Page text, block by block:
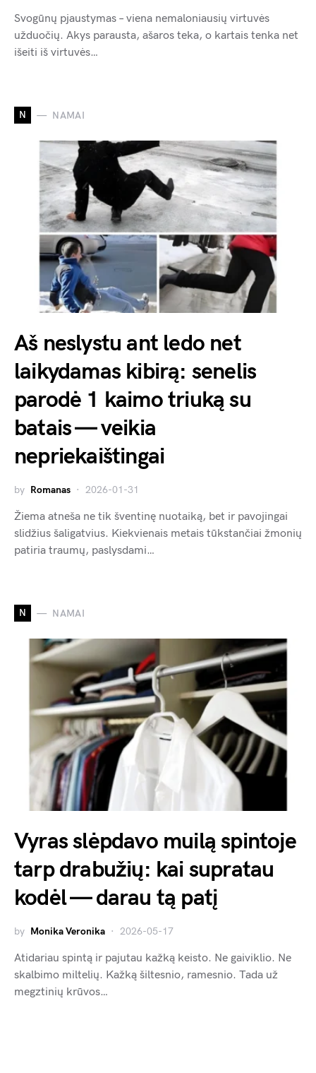
Svogūnų pjaustymas – viena nemaloniausių virtuvės
užduočių. Akys parausta, ašaros teka, o kartais tenka net
išeiti iš virtuvės…
N NAMAI
Aš neslystu ant ledo net
laikydamas kibirą: senelis
parodė 1 kaimo triuką su
batais — veikia
nepriekaištingai
by Romanas 2026-01-31
Žiema atneša ne tik šventinę nuotaiką, bet ir pavojingai
slidžius šaligatvius. Kiekvienais metais tūkstančiai žmonių
patiria traumų, paslysdami…
N NAMAI
Vyras slėpdavo muilą spintoje
tarp drabužių: kai supratau
kodėl — darau tą patį
by Monika Veronika 2026-05-17
Atidariau spintą ir pajutau kažką keisto. Ne gaiviklio. Ne
skalbimo miltelių. Kažką šiltesnio, ramesnio. Tada už
megztinių krūvos…